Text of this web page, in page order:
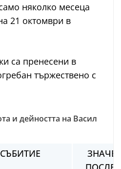
няколко месеца
21 октомври в
са пренесени в
тържествено с
и дейността на Васил
СЪБИТИЕ